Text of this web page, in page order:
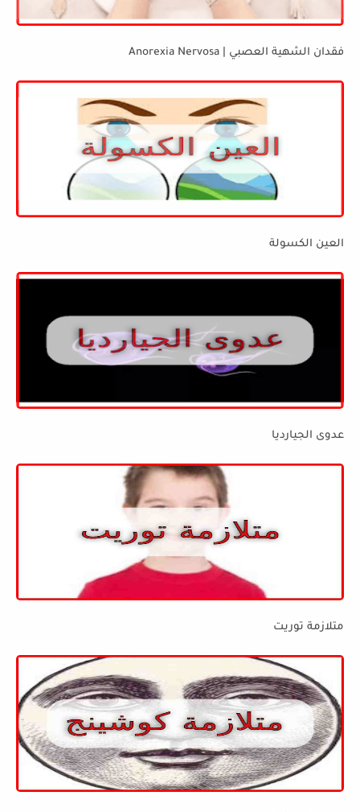
فقدان الشهية العصبي | Anorexia Nervosa
العين الكسولة
عدوى الجيارديا
متلازمة توريت